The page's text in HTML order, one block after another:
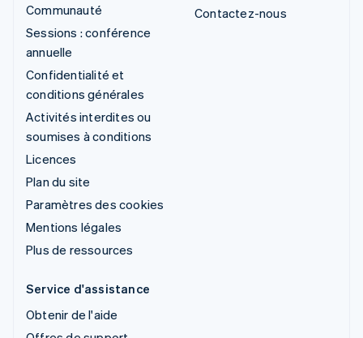
Communauté
Sessions : conférence
annuelle
Confidentialité et
conditions générales
Activités interdites ou
soumises à conditions
Licences
Plan du site
Paramètres des cookies
Mentions légales
Plus de ressources
Contactez-nous
Service d'assistance
Obtenir de l'aide